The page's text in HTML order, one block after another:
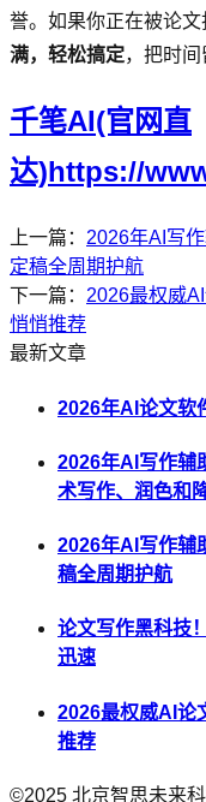
誉。如果你正在被论文
满，轻松搞定，把时间
千笔AI(官网直
达)https://
上一篇： 2026年AI写
定稿全周期护航
下一篇： 2026最权威
悄悄推荐
最新文章
2026年AI论文软
2026年AI写作辅
术写作、润色和
2026年AI写作辅
稿全周期护航
论文写作黑科技
迅速
2026最权威AI论
推荐
©2025 北京智思未来